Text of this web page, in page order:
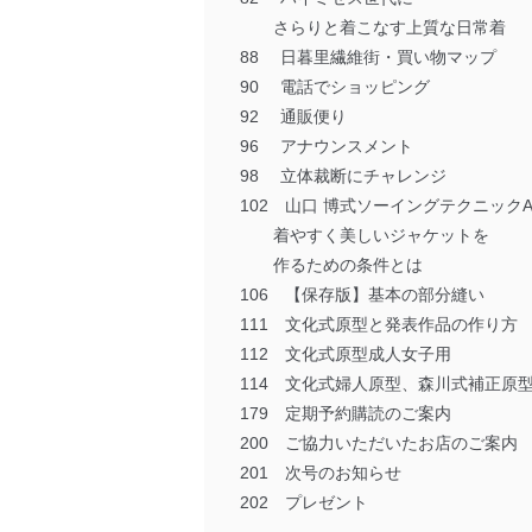
さらりと着こなす上質な日常着
88 日暮里繊維街・買い物マップ
90 電話でショッピング
92 通販便り
96 アナウンスメント
98 立体裁断にチャレンジ
102 山口 博式ソーイングテクニック
着やすく美しいジャケットを
作るための条件とは
106 【保存版】基本の部分縫い
111 文化式原型と発表作品の作り方
112 文化式原型成人女子用
114 文化式婦人原型、森川式補正原型
179 定期予約購読のご案内
200 ご協力いただいたお店のご案内
201 次号のお知らせ
202 プレゼント